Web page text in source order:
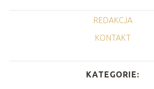
REDAKCJA
KONTAKT
KATEGORIE: